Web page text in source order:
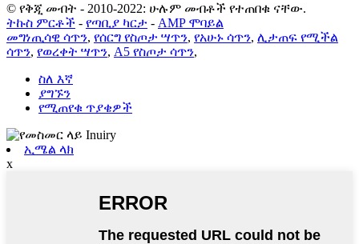
© የቅጂ መብት - 2010-2022: ሁሉም መብቶች የተጠበቁ ናቸው.
ትኩስ ምርቶች - የጣቢያ ካርታ - AMP ሞባይል
መግነጢሳዊ ሳጥን, የሰርግ የስጦታ ሣጥን, የአሁኑ ሳጥን, ሊታጠፍ የሚችል
ሳጥን, የወረቀት ሣጥን, A5 የስጦታ ሳጥን,
ስለ እኛ
ያግኙን
የሚጠየቁ ጥያቄዎች
ኢሜል ላክ
x